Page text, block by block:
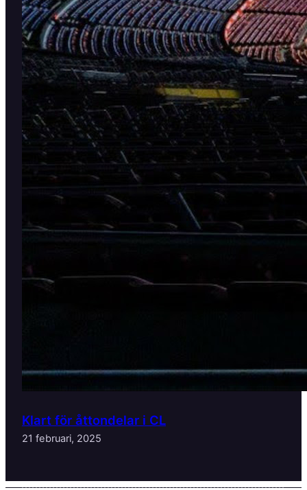
Klart för åttondelar i CL
21 februari, 2025